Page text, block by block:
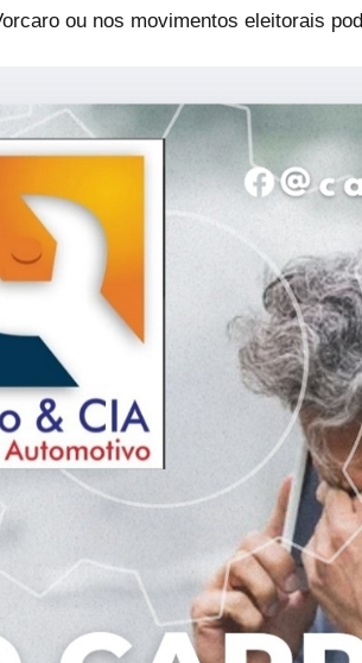
ou nos movimentos eleitorais